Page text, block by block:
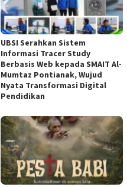
UBSI Serahkan Sistem
Informasi Tracer Study
Berbasis Web kepada SMAIT Al-
Mumtaz Pontianak, Wujud
Nyata Transformasi Digital
Pendidikan